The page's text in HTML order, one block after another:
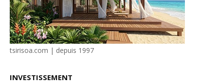
tsirisoa.com | depuis 1997
INVESTISSEMENT